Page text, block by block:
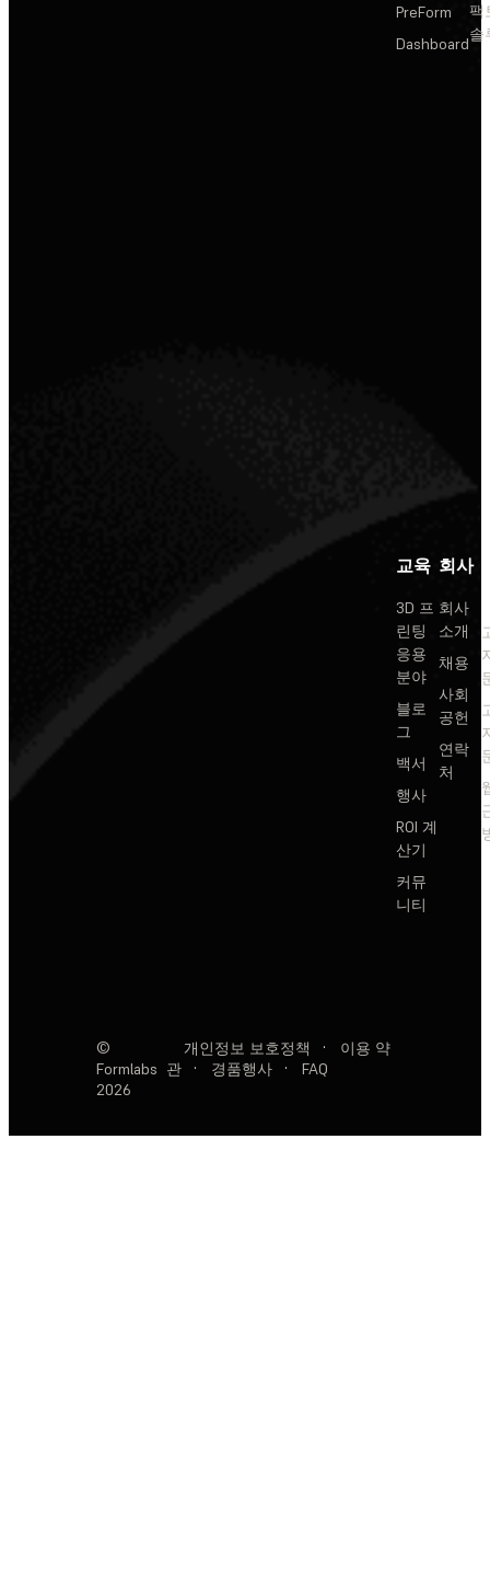
PreForm
Dashboard
팩
솔
교육
3D 프
린팅
응용
분야
블로
그
백서
행사
ROI 계
산기
커뮤
니티
회사
회사
소개
채용
사회
공헌
연락
처
©
Formlabs
2026
개인정보 보호정책 ·
이용 약
관
· 경품행사 · FAQ